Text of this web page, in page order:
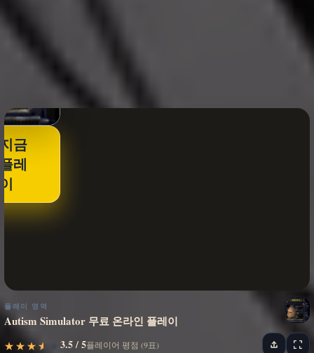
지금
플레
이
플레이 영역
Autism Simulator 무료 온라인 플레이
★
★ ★
★ ★
★ ★
★ 3.5 / 5플레이어 평점 (9표)